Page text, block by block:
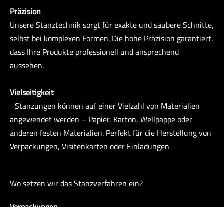
Präzision
Unsere Stanztechnik sorgt für exakte und saubere Schnitte,
selbst bei komplexen Formen. Die hohe Präzision garantiert,
dass Ihre Produkte professionell und ansprechend
aussehen.
Vielseitigkeit
Stanzungen können auf einer Vielzahl von Materialien
angewendet werden – Papier, Karton, Wellpappe oder
anderen festen Materialien. Perfekt für die Herstellung von
Verpackungen, Visitenkarten oder Einladungen
Wo setzen wir das Stanzverfahren ein?